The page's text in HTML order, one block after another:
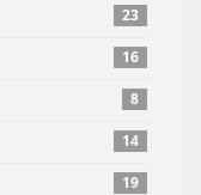
23
16
8
14
19